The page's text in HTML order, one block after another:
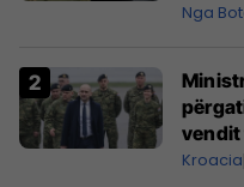
Nga
vendit
Serbisë
Kroacia